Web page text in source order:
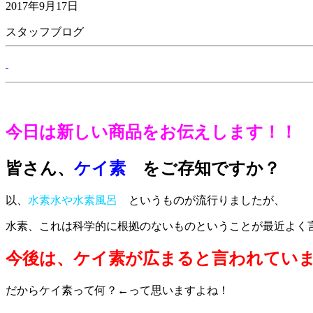
2017年9月17日
スタッフブログ
今日は新しい商品をお伝えします！！
皆さん、 ケイ素 をご存知ですか？
以、 水素水や水素風呂 というものが流行りましたが、
水素、これは科学的に根拠のないものということが最近よく
今後は、ケイ素が広まると言われてい
だからケイ素って何？←って思いますよね！